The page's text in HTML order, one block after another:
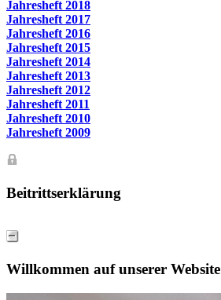
Jahresheft 2018
Jahresheft 2017
Jahresheft 2016
Jahresheft 2015
Jahresheft 2014
Jahresheft 2013
Jahresheft 2012
Jahresheft 2011
Jahresheft 2010
Jahresheft 2009
Beitrittserklärung
Willkommen auf unserer Website